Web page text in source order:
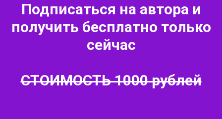
Подписаться на автора и
получить бесплатно только
сейчас
СТОИМОСТЬ 1000 рублей